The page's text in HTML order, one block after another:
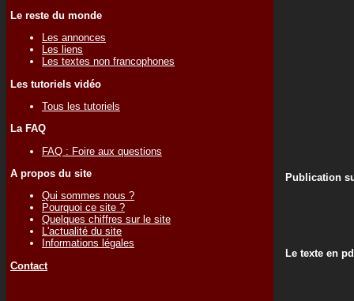
Le reste du monde
Les annonces
Les liens
Les textes non francophones
Les tutoriels vidéo
Tous les tutoriels
La FAQ
FAQ : Foire aux questions
A propos du site
Qui sommes nous ?
Pourquoi ce site ?
Quelques chiffres sur le site
L'actualité du site
Informations légales
Contact
Publication
Le texte en